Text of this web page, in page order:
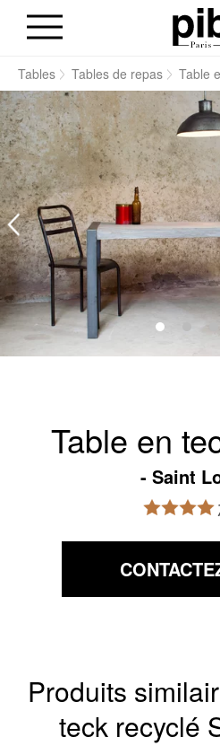
Tables Tables de repas Table
Table en
Saint
Produits
teck recyclé